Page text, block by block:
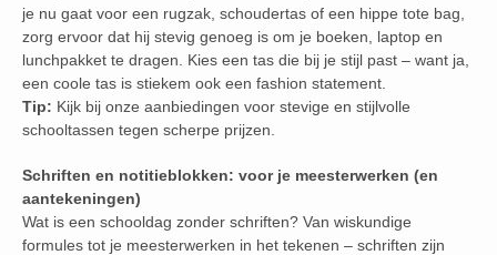
je nu gaat voor een rugzak, schoudertas of een hippe tote bag,
zorg ervoor dat hij stevig genoeg is om je boeken, laptop en
lunchpakket te dragen. Kies een tas die bij je stijl past – want ja,
een coole tas is stiekem ook een fashion statement.
Tip: Kijk bij onze aanbiedingen voor stevige en stijlvolle
schooltassen tegen scherpe prijzen.
Schriften en notitieblokken: voor je meesterwerken (en
aantekeningen)
Wat is een schooldag zonder schriften? Van wiskundige
formules tot je meesterwerken in het tekenen – schriften zijn